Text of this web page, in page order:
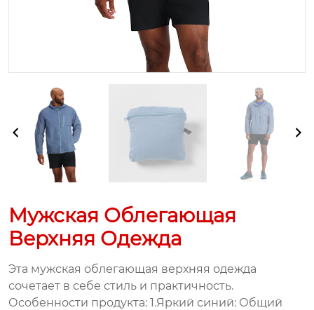
Мужская Облегающая
Верхняя Одежда
Эта мужская облегающая верхняя одежда
сочетает в себе стиль и практичность.
Особенности продукта: 1.Яркий синий: Общий